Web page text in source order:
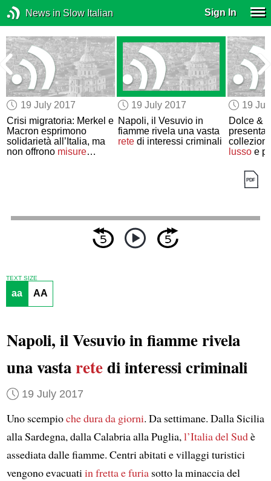
News in Slow Italian Sign In
19 July 2017
Crisi migratoria: Merkel e
Macron esprimono
solidarietà all’Italia, ma
non offrono misure
19 July 2017
Napoli, il Vesuvio in
fiamme rivela una vasta
retedi interessi criminali
19
Dolce &
presenta
lussoe
TEXT SIZE
aa AA
Napoli, il Vesuvio in fiamme rivela
una vastaretedi interessi criminali
19 July 2017
Uno scempioche dura da giorni. Da settimane. Dalla Sicilia
alla Sardegna, dalla Calabria alla Puglia,l’Italia del Sudè
assediata dalle fiamme. Centri abitati e villaggi turistici
vengono evacuatiin fretta e furiasotto la minaccia del